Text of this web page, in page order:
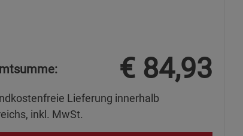
€ 84,93
Lieferung innerhalb
inkl. MwSt.